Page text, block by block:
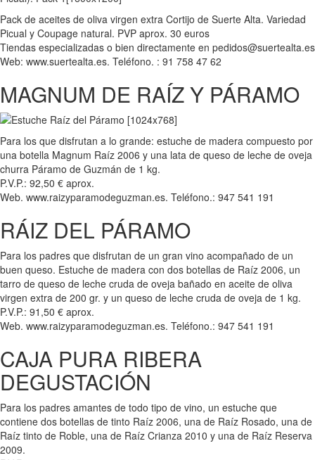
Pack de aceites de oliva virgen extra Cortijo de Suerte Alta. Variedad
Picual y Coupage natural. PVP aprox. 30 euros
Tiendas especializadas o bien directamente en pedidos@suertealta.es
Web: www.suertealta.es. Teléfono. : 91 758 47 62
MAGNUM DE RAÍZ Y PÁRAMO
Para los que disfrutan a lo grande: estuche de madera compuesto por
una botella Magnum Raíz 2006 y una lata de queso de leche de oveja
churra Páramo de Guzmán de 1 kg.
P.V.P.: 92,50 € aprox.
Web. www.raizyparamodeguzman.es. Teléfono.: 947 541 191
RÁIZ DEL PÁRAMO
Para los padres que disfrutan de un gran vino acompañado de un
buen queso. Estuche de madera con dos botellas de Raíz 2006, un
tarro de queso de leche cruda de oveja bañado en aceite de oliva
virgen extra de 200 gr. y un queso de leche cruda de oveja de 1 kg.
P.V.P.: 91,50 € aprox.
Web. www.raizyparamodeguzman.es. Teléfono.: 947 541 191
CAJA PURA RIBERA
DEGUSTACIÓN
Para los padres amantes de todo tipo de vino, un estuche que
contiene dos botellas de tinto Raíz 2006, una de Raíz Rosado, una de
Raíz tinto de Roble, una de Raíz Crianza 2010 y una de Raíz Reserva
2009.